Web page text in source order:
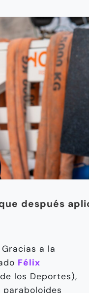
después
Gracias a la
Félix
los Deportes),
paraboloides